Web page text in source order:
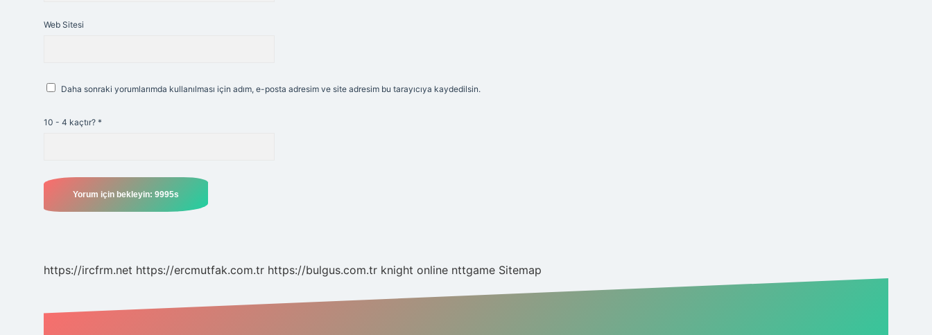
Web Sitesi
Daha sonraki yorumlarımda kullanılması için adım, e-posta adresim ve site adresim bu tarayıcıya kaydedilsin.
10 - 4 kaçtır? *
https://ircfrm.net https://ercmutfak.com.tr https://bulgus.com.tr knight online nttgame Sitemap